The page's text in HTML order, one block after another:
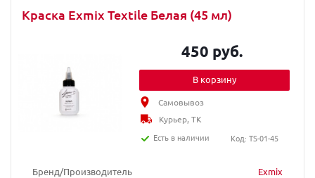
Краска Exmix Textile Белая (45 мл)
Бренд/Производитель
Exmix
450 руб.
В корзину
Самовывоз
Курьер, ТК
Есть в наличии
Код: TS-01-45